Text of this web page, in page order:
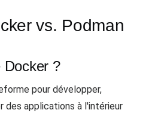
vs. Podman
Docker ?
pour développer,
des applications à l'intérieur